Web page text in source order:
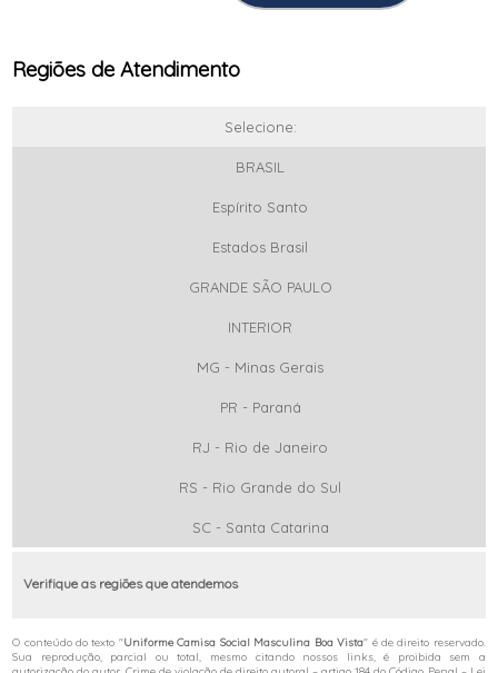
Regiões de Atendimento
Selecione:
BRASIL
Espírito Santo
Estados Brasil
GRANDE SÃO PAULO
INTERIOR
MG - Minas Gerais
PR - Paraná
RJ - Rio de Janeiro
RS - Rio Grande do Sul
SC - Santa Catarina
Verifique as regiões que atendemos
O conteúdo do texto "Uniforme Camisa Social Masculina Boa Vista" é de direito reservado.
Sua reprodução, parcial ou total, mesmo citando nossos links, é proibida sem a